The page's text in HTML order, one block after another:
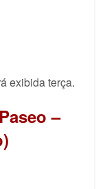
exibida terça.
–